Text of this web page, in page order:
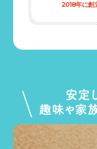
2018年に創